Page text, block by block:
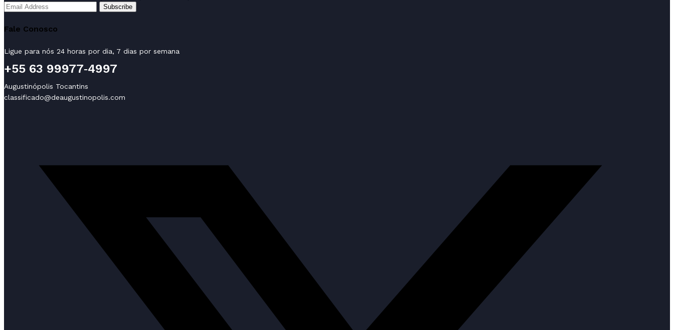
Fale Conosco
Ligue para nós 24 horas por dia, 7 dias por semana
‪+55 63 99977‑4997‬
Augustinópolis Tocantins
classificado@deaugustinopolis.com